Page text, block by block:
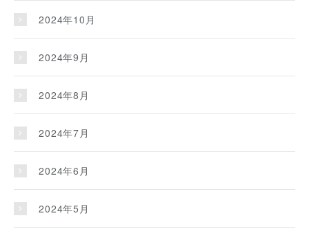
2024年10月
2024年9月
2024年8月
2024年7月
2024年6月
2024年5月